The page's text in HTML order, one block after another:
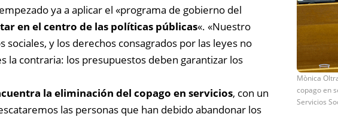
Mònica
copago en
Servicios
ya a aplicar el «programa de gobierno del
en el centro de las políticas públicas«. «Nuestro
y los derechos consagrados por las leyes no
la contraria: los presupuestos deben garantizar los
la eliminación del copago en servicios, con un
las personas que han debido abandonar los